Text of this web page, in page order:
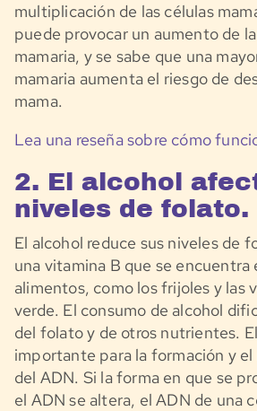
multiplicación de las células
puede provocar un aumento de
mamaria, y se sabe que una
mamaria aumenta el riesgo de
mama.
Lea una reseña sobre cómo
2. El alcohol
niveles de folato.
El alcohol reduce sus niveles de
una vitamina B que se encuentra
alimentos, como los frijoles y las
verde. El consumo de alcohol
del folato y de otros nutrientes.
importante para la formación y
del ADN. Si la forma en que se
el ADN se altera, el ADN de una